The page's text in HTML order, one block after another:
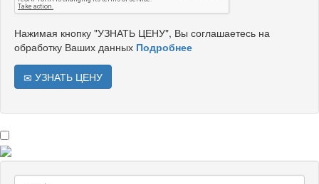
Нажимая кнопку "УЗНАТЬ ЦЕНУ", Вы соглашаетесь на
обработку Ваших данных Подробнее
УЗНАТЬ ЦЕНУ